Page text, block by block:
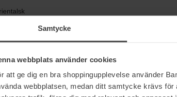
Samtycke
webbplats använder cookies
att ge dig en bra shoppingupplevelse använder
webbplatsen, medan ditt samtycke krävs